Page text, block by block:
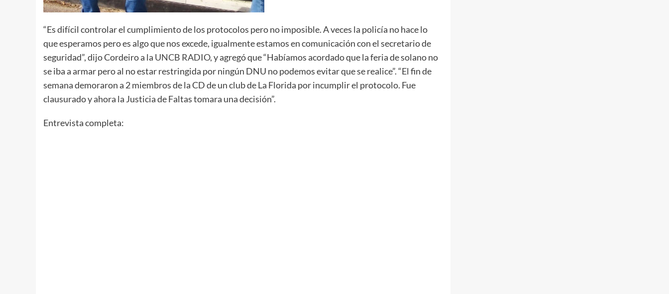
“Es difícil controlar el cumplimiento de los protocolos pero no imposible. A veces la policía no hace lo
que esperamos pero es algo que nos excede, igualmente estamos en comunicación con el secretario de
seguridad”, dijo Cordeiro a la UNCB RADIO, y agregó que “Habíamos acordado que la feria de solano no
se iba a armar pero al no estar restringida por ningún DNU no podemos evitar que se realice”. “El fin de
semana demoraron a 2 miembros de la CD de un club de La Florida por incumplir el protocolo. Fue
clausurado y ahora la Justicia de Faltas tomara una decisión”.
Entrevista completa: